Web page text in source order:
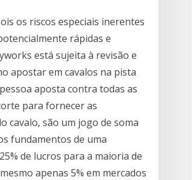
os riscos especiais inerentes
rápidas e
está sujeita à revisão e
apostar em cavalos na pista
aposta contra todas as
para fornecer as
cavalo, são um jogo de soma
fundamentos de uma
de lucros para a maioria de
apenas 5% em mercados